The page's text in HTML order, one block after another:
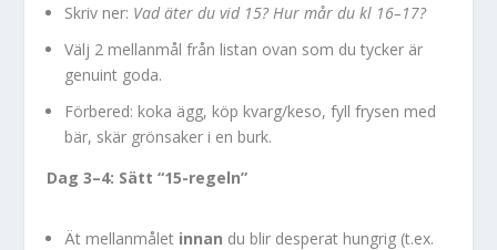
Skriv ner: Vad äter du vid 15? Hur mår du kl 16–17?
Välj 2 mellanmål från listan ovan som du tycker är
genuint goda.
Förbered: koka ägg, köp kvarg/keso, fyll frysen med
bär, skär grönsaker i en burk.
Dag 3–4: Sätt “15-regeln”
Ät mellanmålet innan du blir desperat hungrig (t.ex.